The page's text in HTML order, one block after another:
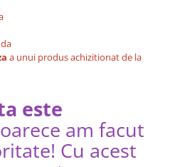
a unui produs achizitionat de la
este
am facut
Cu acest